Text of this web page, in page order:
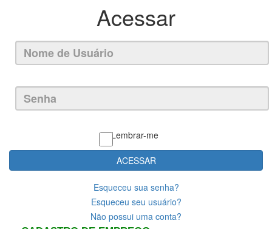
Acessar
Lembrar-me
ACESSAR
Esqueceu sua senha?
Esqueceu seu usuário?
Não possui uma conta?